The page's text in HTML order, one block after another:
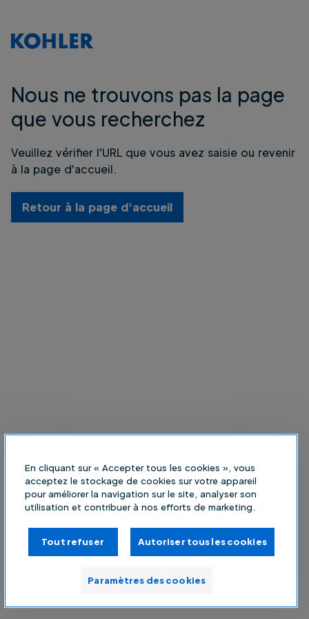
Nous ne trouvons pas la page
que vous recherchez
Veuillez vérifier l'URL que vous avez saisie ou revenir
à la page d'accueil.
Retour à la page d'accueil
En cliquant sur « Accepter tous les cookies », vous
acceptez le stockage de cookies sur votre appareil
pour améliorer la navigation sur le site, analyser son
utilisation et contribuer à nos efforts de marketing.
Tout refuser Autoriser tous les cookies
Paramètres des cookies